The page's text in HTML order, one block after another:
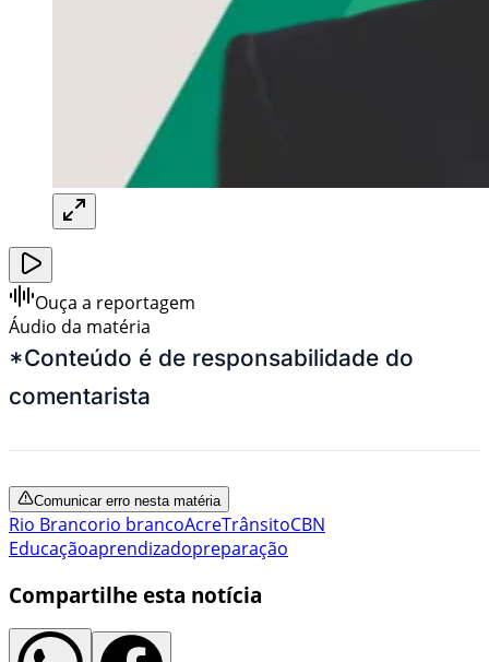
Ouça a reportagem
Áudio da matéria
*Conteúdo é de responsabilidade do
comentarista
Comunicar erro nesta matéria
Rio Brancorio brancoAcreTrânsitoCBN
Educaçãoaprendizadopreparação
Compartilhe esta notícia